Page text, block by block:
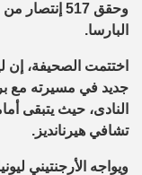
البارسا.
اختتمت الصحيفة،
جديد في مسيرته مع
تشافي هيرنانديز.
ويواجه الأرجنتيني